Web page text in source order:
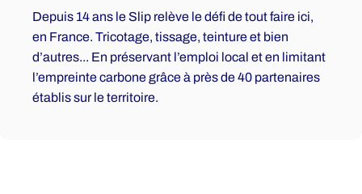
Depuis 14 ans le Slip relève le défi de tout faire ici,
en France. Tricotage, tissage, teinture et bien
d’autres... En préservant l’emploi local et en limitant
l’empreinte carbone grâce à près de 40 partenaires
établis sur le territoire.